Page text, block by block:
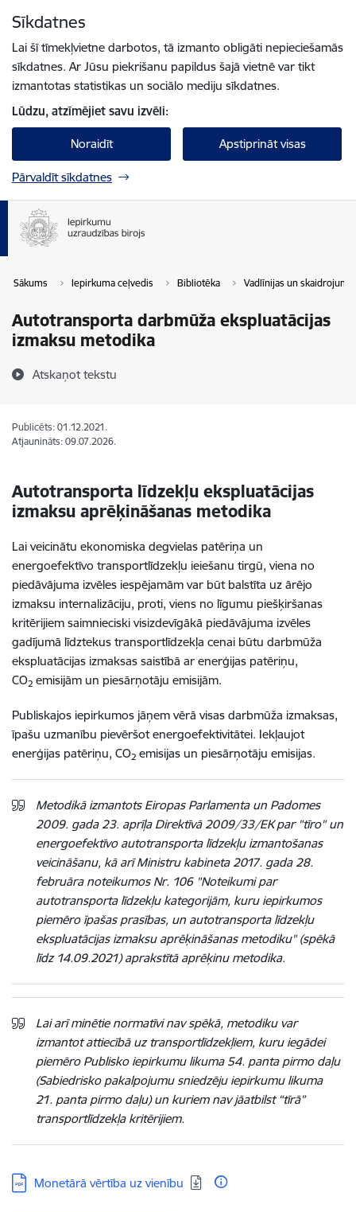
Sīkdatnes
Lai šī tīmekļvietne darbotos, tā izmanto obligāti nepieciešamās
sīkdatnes. Ar Jūsu piekrišanu papildus šajā vietnē var tikt
izmantotas statistikas un sociālo mediju sīkdatnes.
Lūdzu, atzīmējiet savu izvēli:
Noraidīt Apstiprināt visas
Pārvaldīt sīkdatnes
Sākums Iepirkuma ceļvedis Bibliotēka Vadlīnijas un skaidrojumi
Autotransporta darbmūža ekspluatācijas
izmaksu metodika
Atskaņot tekstu
Publicēts: 01.12.2021.
Atjaunināts: 09.07.2026.
Autotransporta līdzekļu ekspluatācijas
izmaksu aprēķināšanas metodika
Lai veicinātu ekonomiska degvielas patēriņa un
energoefektīvo transportlīdzekļu ieiešanu tirgū, viena no
piedāvājuma izvēles iespējamām var būt balstīta uz ārējo
izmaksu internalizāciju, proti, viens no līgumu piešķiršanas
kritērijiem saimnieciski visizdevīgākā piedāvājuma izvēles
gadījumā līdztekus transportlīdzekļa cenai būtu darbmūža
ekspluatācijas izmaksas saistībā ar enerģijas patēriņu,
CO2 emisijām un piesārņotāju emisijām.
Publiskajos iepirkumos jāņem vērā visas darbmūža izmaksas,
īpašu uzmanību pievēršot energoefektivitātei. Iekļaujot
enerģijas patēriņu, CO2 emisijas un piesārņotāju emisijas.
Metodikā izmantots Eiropas Parlamenta un Padomes
2009. gada 23. aprīļa Direktīvā 2009/33/EK par "tīro" un
energoefektīvo autotransporta līdzekļu izmantošanas
veicināšanu, kā arī Ministru kabineta 2017. gada 28.
februāra noteikumos Nr. 106 "Noteikumi par
autotransporta līdzekļu kategorijām, kuru iepirkumos
piemēro īpašas prasības, un autotransporta līdzekļu
ekspluatācijas izmaksu aprēķināšanas metodiku" (spēkā
līdz 14.09.2021) aprakstītā aprēķinu metodika.
Lai arī minētie normatīvi nav spēkā, metodiku var
izmantot attiecībā uz transportlīdzekļiem, kuru iegādei
piemēro Publisko iepirkumu likuma 54. panta pirmo daļu
(Sabiedrisko pakalpojumu sniedzēju iepirkumu likuma
21. panta pirmo daļu) un kuriem nav jāatbilst “tīrā”
transportlīdzekļa kritērijiem.
Lejupielādēt:
Monetārā vērtība uz vienību